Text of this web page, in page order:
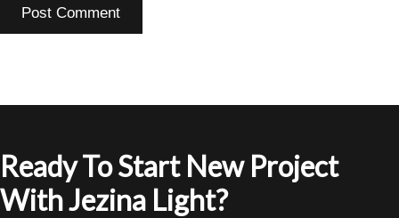
Ready To Start New Project
With Jezina Light?